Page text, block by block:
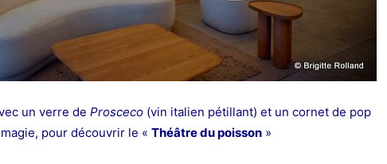
un verre de Prosceco (vin italien pétillant) et un cornet de pop
pour découvrir le « Théâtre du poisson »